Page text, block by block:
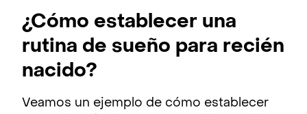
¿Cómo establecer una
rutina de sueño para recién
nacido?
Veamos un ejemplo de cómo establecer